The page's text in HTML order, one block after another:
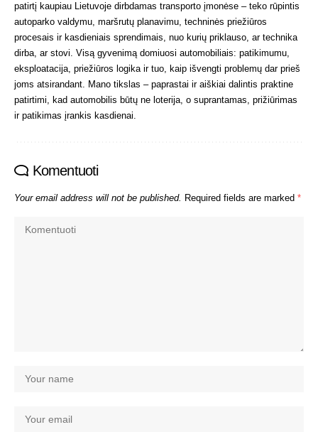
patirtį kaupiau Lietuvoje dirbdamas transporto įmonėse – teko rūpintis
autoparko valdymu, maršrutų planavimu, techninės priežiūros
procesais ir kasdieniais sprendimais, nuo kurių priklauso, ar technika
dirba, ar stovi. Visą gyvenimą domiuosi automobiliais: patikimumu,
eksploatacija, priežiūros logika ir tuo, kaip išvengti problemų dar prieš
joms atsirandant. Mano tikslas – paprastai ir aiškiai dalintis praktine
patirtimi, kad automobilis būtų ne loterija, o suprantamas, prižiūrimas
ir patikimas įrankis kasdienai.
Komentuoti
Your email address will not be published. Required fields are marked *